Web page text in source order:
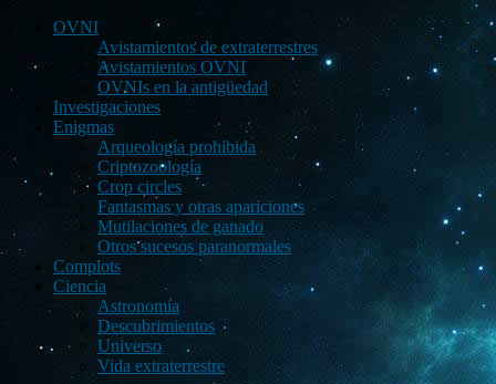
OVNI
Avistamientos de extraterrestres
Avistamientos OVNI
OVNIs en la antigüedad
Investigaciones
Enigmas
Arqueología prohibida
Criptozoología
Crop circles
Fantasmas y otras apariciones
Mutilaciones de ganado
Otros sucesos paranormales
Complots
Ciencia
Astronomía
Descubrimientos
Universo
Vida extraterrestre